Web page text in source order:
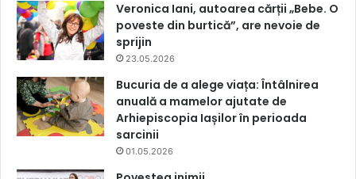
Veronica Iani, autoarea cărții „Bebe. O
poveste din burtică”, are nevoie de
sprijin
23.05.2026
Bucuria de a alege viața: Întâlnirea
anuală a mamelor ajutate de
Arhiepiscopia Iașilor în perioada
sarcinii
01.05.2026